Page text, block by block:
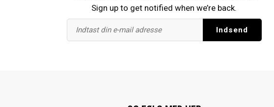
Sign up to get notified when we’re back.